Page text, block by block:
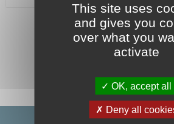
This site uses
and gives you
over what you
activate
OK, accept all
Deny all